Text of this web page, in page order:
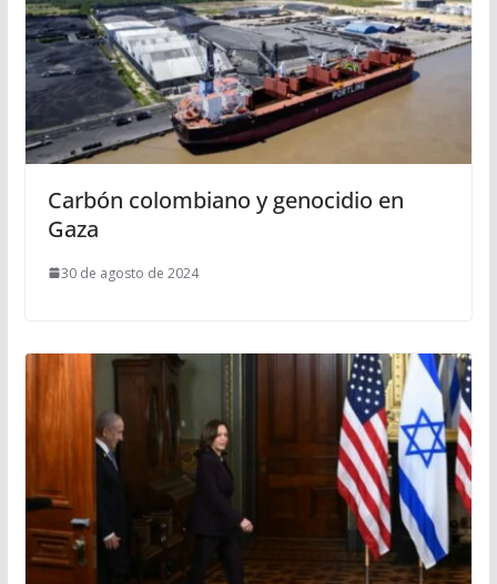
Carbón colombiano y genocidio en
Gaza
30 de agosto de 2024